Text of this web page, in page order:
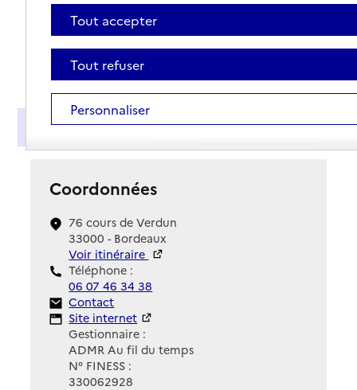
Présentation
Coordonnées
76 cours de Verdun
33000 - Bordeaux
Voir itinéraire
Téléphone :
06 07 46 34 38
Contact
Contact
Site Internet
Site internet
Gestionnaire :
ADMR Au fil du temps
N° FINESS :
330062928
Tout accepter
Tout refuser
Personnaliser